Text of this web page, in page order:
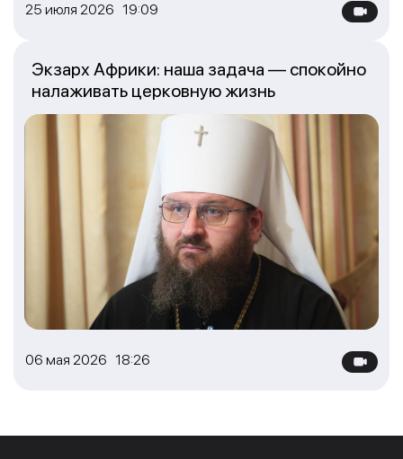
25 июля 2026 19:09
06 мая 2026 18:26
Экзарх Африки: наша задача — спокойно
налаживать церковную жизнь